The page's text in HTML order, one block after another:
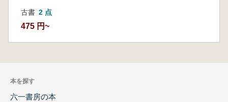
古書 2 点
475 円~
本を探す
六一書房の本